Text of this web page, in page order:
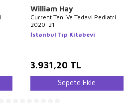
William Hay
Current Tanı Ve Tedavi Pediatri
2020-21
İstanbul Tıp Kitabevi
3.931,20 TL
Sepete Ekle